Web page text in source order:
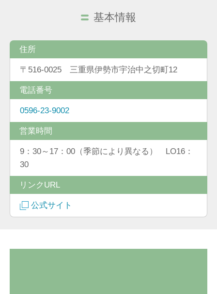
基本情報
住所
〒516-0025 三重県伊勢市宇治中之切町12
電話番号
0596-23-9002
営業時間
9：30～17：00（季節により異なる） LO16：
30
リンクURL
公式サイト